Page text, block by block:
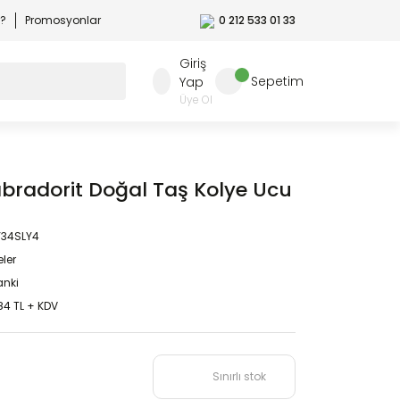
Promosyonlar 0 212 533 01 33
Giriş
Yap
Üye Ol
Sepetim
Doğal Taş Kolye Ucu
TL + KDV
Sınırlı stok